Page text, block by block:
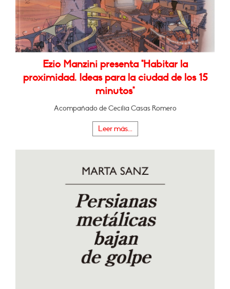
Ezio Manzini presenta "Habitar la
proximidad. Ideas para la ciudad de los 15
minutos"
Acompañado de Cecilia Casas Romero
Leer más...